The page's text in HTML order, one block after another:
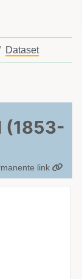
Dataset
(1853-
link